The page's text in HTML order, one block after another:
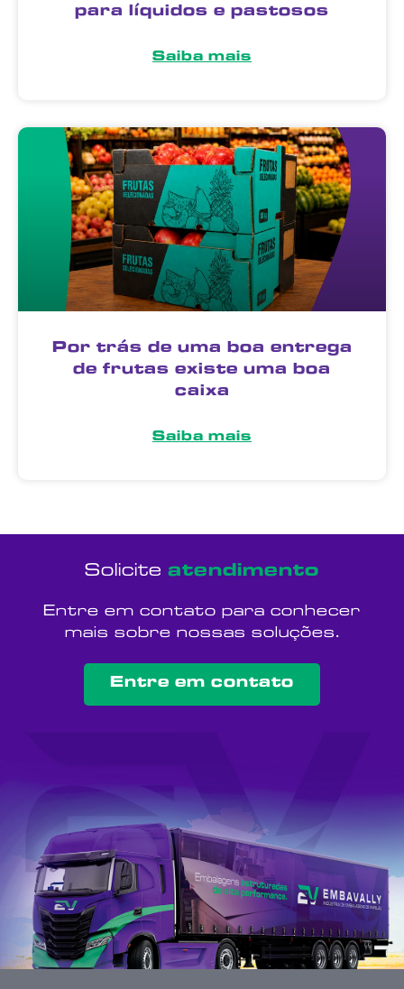
para líquidos e pastosos
Saiba mais
Por trás de uma boa entrega
de frutas existe uma boa
caixa
Saiba mais
Solicite atendimento
Entre em contato para conhecer
mais sobre nossas soluções.
Entre em contato